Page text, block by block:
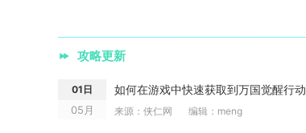
攻略更新
01日
05月
如何在游戏中快速获取到万国觉醒行动
来源：侠仁网 编辑：meng